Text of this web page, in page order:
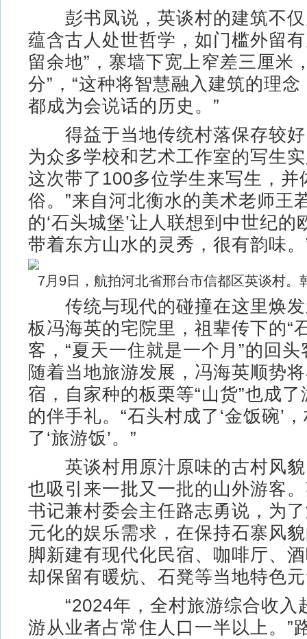
彭书凤说，英谈村的建筑不仅
蕴含古人处世哲学，如门槛外留
留余地”，寨墙下宽上窄差三厘米
分”，“这种将智慧融入建筑的理
都成为会说话的历史。”
得益于当地传统村落保存较好
为众多学校和艺术工作室的写生
这次带了100多位学生来写生，并
俗。”来自河北衡水的美术老师王
的‘石头城堡’让人联想到中世纪的
带着东方山水的灵秀，很有韵味。
7月9日，航拍河北省邢台市信都区英谈村。
传统与现代的碰撞在这里焕发
板冯海英的宅院里，祖辈传下的“
客，“夏天一住就是一个月”的回
随着当地旅游发展，冯海英顺势
宿，自家种的板栗等“山货”也成
的伴手礼。“石头村成了‘金饭碗’
了‘旅游饭’。”
英谈村用原汁原味的古村风貌
也吸引来一批又一批的山外游客
书记兼村委会主任路志勇说，为
元化的娱乐需求，在保持石寨风
脚新建有现代化民宿、咖啡厅、
却保留有暖炕、石凳等当地特色
“2024年，全村旅游综合收入
游从业者占常住人口一半以上。”